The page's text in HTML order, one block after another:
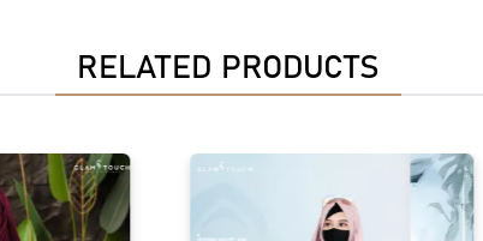
RELATED PRODUCTS